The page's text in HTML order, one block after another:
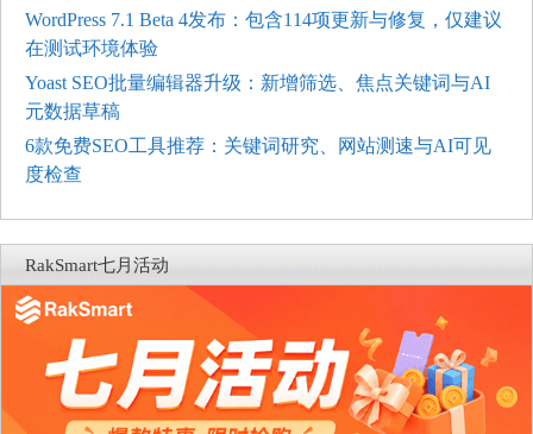
WordPress 7.1 Beta 4发布：包含114项更新与修复，仅建议
在测试环境体验
Yoast SEO批量编辑器升级：新增筛选、焦点关键词与AI
元数据草稿
6款免费SEO工具推荐：关键词研究、网站测速与AI可见
度检查
RakSmart七月活动